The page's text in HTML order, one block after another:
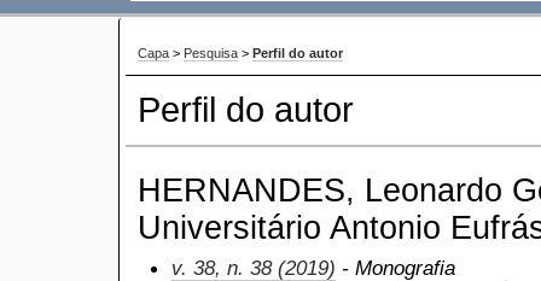
Capa > Pesquisa > Perfil do autor
Perfil do autor
HERNANDES, Leonardo
Universitário Antonio
v. 38, n. 38 (2019) - Monografia